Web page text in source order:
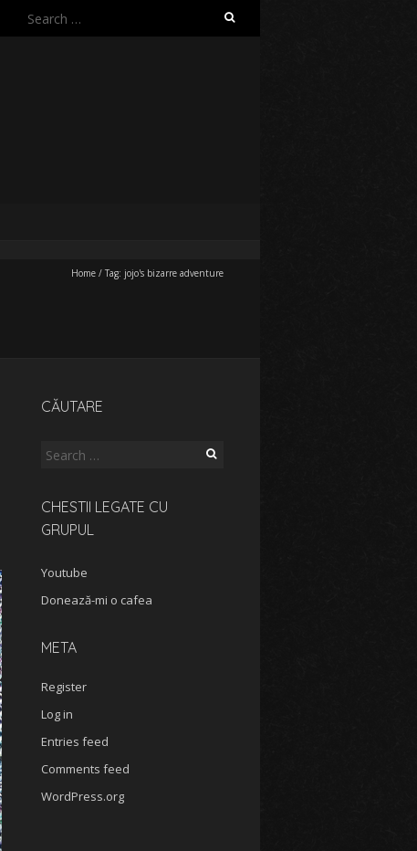
Search
Home / Tag: jojo's bizarre adventure
CĂUTARE
Search
CHESTII LEGATE CU
GRUPUL
Youtube
Donează-mi o cafea
META
Register
Log in
Entries feed
Comments feed
WordPress.org